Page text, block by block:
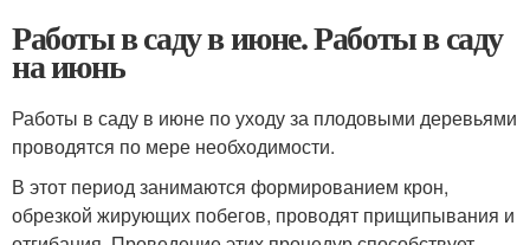
Работы в саду в июне. Работы в саду
на июнь
Работы в саду в июне по уходу за плодовыми деревьями
проводятся по мере необходимости.
В этот период занимаются формированием крон,
обрезкой жирующих побегов, проводят прищипывания и